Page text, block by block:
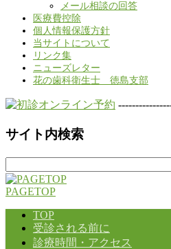
メール相談の回答
医療費控除
個人情報保護方針
当サイトについて
リンク集
ニューズレター
花の歯科衛生士 徳島支部
サイト内検索
索:
PAGETOP
TOP
受診される前に
診療時間・アクセス